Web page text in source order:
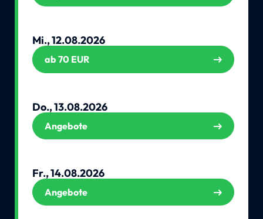
Mi., 12.08.2026
ab 70 EUR
Do., 13.08.2026
Angebote
Fr., 14.08.2026
Angebote